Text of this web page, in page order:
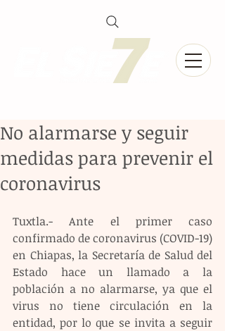
No alarmarse y seguir
medidas para prevenir el
coronavirus
Tuxtla.- Ante el primer caso
confirmado de coronavirus (COVID-19)
en Chiapas, la Secretaría de Salud del
Estado hace un llamado a la
población a no alarmarse, ya que el
virus no tiene circulación en la
entidad, por lo que se invita a seguir